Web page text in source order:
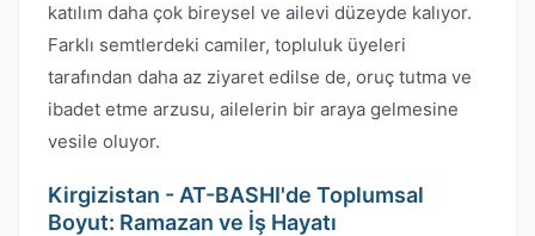
katılım daha çok bireysel ve ailevi düzeyde kalıyor.
Farklı semtlerdeki camiler, topluluk üyeleri
tarafından daha az ziyaret edilse de, oruç tutma ve
ibadet etme arzusu, ailelerin bir araya gelmesine
vesile oluyor.
Kirgizistan - AT-BASHI'de Toplumsal
Boyut: Ramazan ve İş Hayatı